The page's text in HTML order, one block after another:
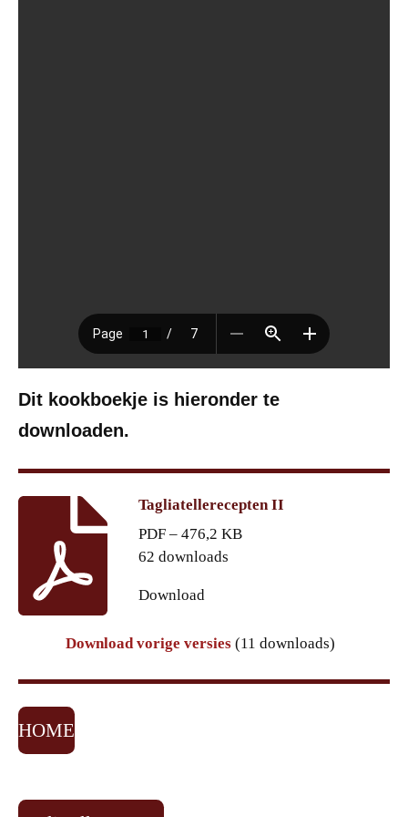
Dit kookboekje is hieronder te
downloaden.
Tagliatellerecepten II
PDF – 476,2 KB
62 downloads
Download
Download vorige versies (11 downloads)
HOME